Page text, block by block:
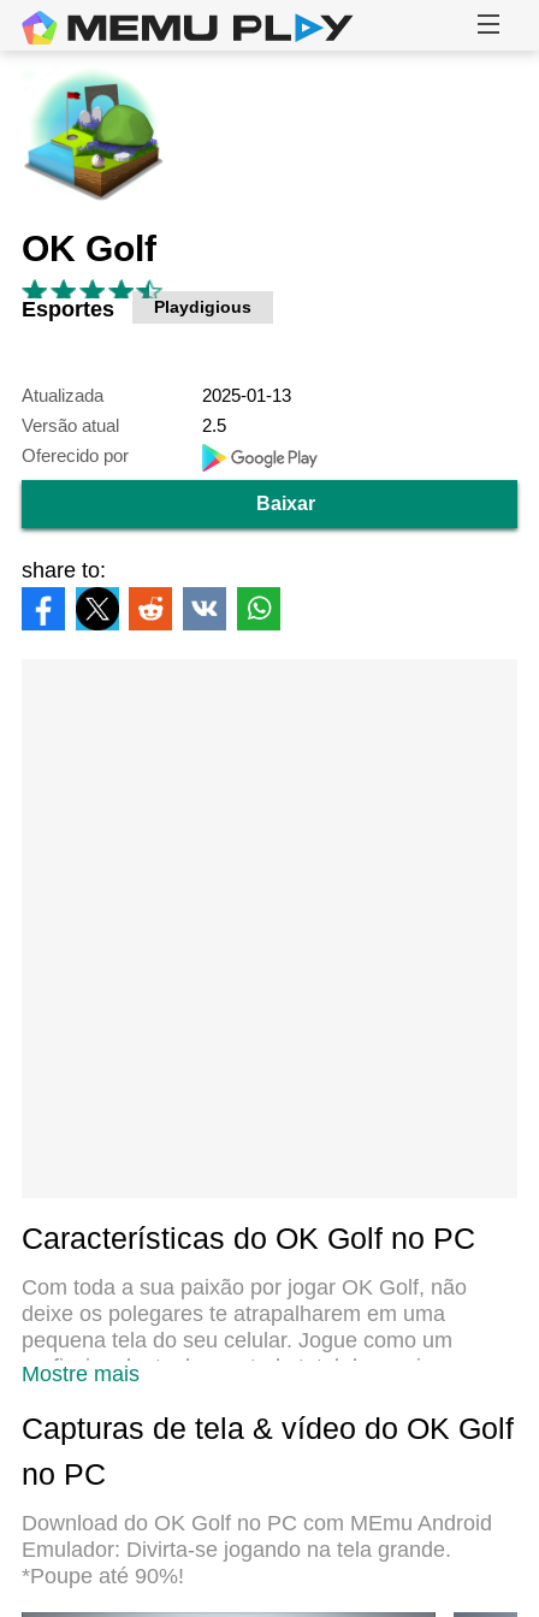
OK Golf
Esportes Playdigious
Atualizada
2025-01-13
Versão atual
2.5
Oferecido por
Baixar
share to:
Características do OK Golf no PC
Com toda a sua paixão por jogar OK Golf, não
deixe os polegares te atrapalharem em uma
pequena tela do seu celular. Jogue como um
profissional e tenha controle total do seu jogo com
que você está esperando. Baixe e jogue OK Golf
no PC. Jogue o tempo que quiser, sem mais
limitações de bateria, dados móveis e aquelas
MEmu 9 é a melhor escolha de jogar OK Golf no
PC. Com grandes novidades no sistema de
mapeamento que faz OK Golf um jogo de PC real.
Mostre mais
Capturas de tela & vídeo do OK Golf
no PC
Download do OK Golf no PC com MEmu Android
Emulador: Divirta-se jogando na tela grande.
*Poupe até 90%!